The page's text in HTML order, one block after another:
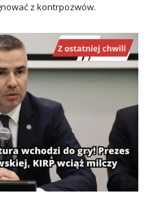
z kontrpozwów.